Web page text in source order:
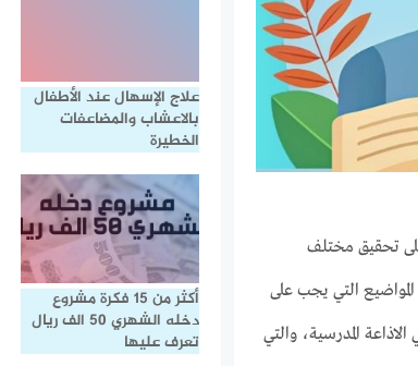
تحقيق مختلف
التي يجب على
المدرسية، والتي
علاج الإسهال عند الأطفال
بالاعشاب والمضاعفات
الخطيرة
أكثر من 15 فكرة مشروع
دخله الشهري 50 الف ريال
تعرف عليها